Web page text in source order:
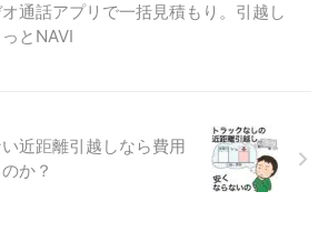
オ通話アプリで一括見積もり。引越し
とNAVI
近距離引越しなら費用
か？